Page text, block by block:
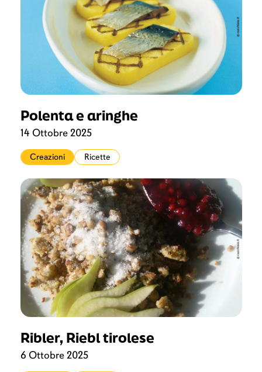
Polenta e aringhe
14 Ottobre 2025
Creazioni Ricette
Ribler, Riebl tirolese
6 Ottobre 2025